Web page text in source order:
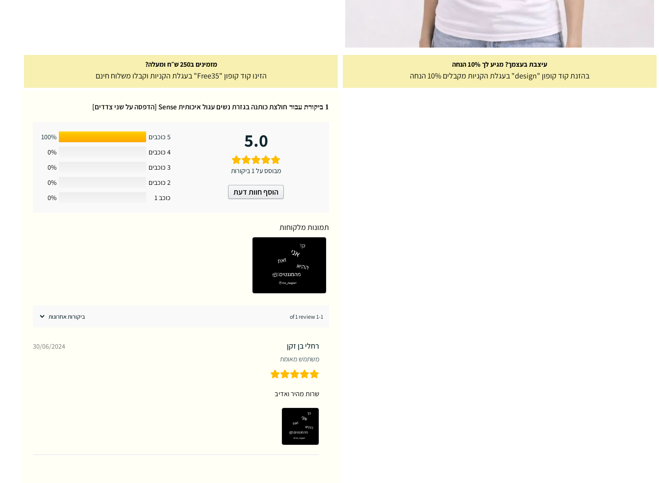
עיצבת בעצמך? מגיע לך 10% הנחה
בהזנת קוד קופון "design" בעגלת הקניות מקבלים 10% הנחה
מזמינים ב250 ש״ח ומעלה?
הזינו קוד קופון "Free35" בעגלת הקניות וקבלו משלוח חינם
1 ביקורת עבור חולצת כותנה בגזרת נשים עגול איכותית Sense [הדפסה על שני צדדים]
5.0
מבוסס על 1 ביקורות
הוסף חוות דעת
5 כוכבים
100%
4 כוכבים
0%
3 כוכבים
0%
2 כוכבים
0%
כוכב 1
0%
תמונות מלקוחות
1-1 of 1 review
רחלי בן זקן
משתמש מאומת
30/06/2024
שרות מהיר ואדיב